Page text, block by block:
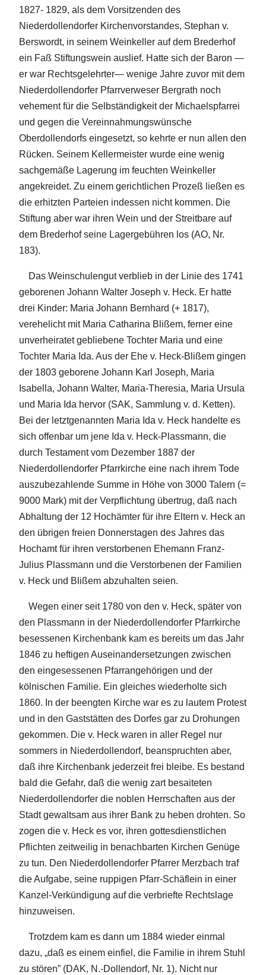
1827- 1829, als dem Vorsitzenden des
Niederdollendorfer Kirchenvorstandes, Stephan v.
Berswordt, in seinem Weinkeller auf dem Brederhof
ein Faß Stiftungswein auslief. Hatte sich der Baron —
er war Rechtsgelehrter— wenige Jahre zuvor mit dem
Niederdollendorfer Pfarrverweser Bergrath noch
vehement für die Selbständigkeit der Michaelspfarrei
und gegen die Vereinnahmungswünsche
Oberdollendorfs eingesetzt, so kehrte er nun allen den
Rücken. Seinem Kellermeister wurde eine wenig
sachgemäße Lagerung im feuchten Weinkeller
angekreidet. Zu einem gerichtlichen Prozeß ließen es
die erhitzten Parteien indessen nicht kommen. Die
Stiftung aber war ihren Wein und der Streitbare auf
dem Brederhof seine Lagergebühren los (AO, Nr.
183).
Das Weinschulengut verblieb in der Linie des 1741
geborenen Johann Walter Joseph v. Heck. Er hatte
drei Kinder: Maria Johann Bernhard (+ 1817),
verehelicht mit Maria Catharina Blißem, ferner eine
unverheiratet gebliebene Tochter Maria und eine
Tochter Maria Ida. Aus der Ehe v. Heck-Blißem gingen
der 1803 geborene Johann Karl Joseph, Maria
Isabella, Johann Walter, Maria-Theresia, Maria Ursula
und Maria Ida hervor (SAK, Sammlung v. d. Ketten).
Bei der letztgenannten Maria Ida v. Heck handelte es
sich offenbar um jene Ida v. Heck-Plassmann, die
durch Testament vom Dezember 1887 der
Niederdollendorfer Pfarrkirche eine nach ihrem Tode
auszubezahlende Summe in Höhe von 3000 Talern (=
9000 Mark) mit der Verpflichtung übertrug, daß nach
Abhaltung der 12 Hochämter für ihre Eltern v. Heck an
den übrigen freien Donnerstagen des Jahres das
Hochamt für ihren verstorbenen Ehemann Franz-
Julius Plassmann und die Verstorbenen der Familien
v. Heck und Blißem abzuhalten seien.
Wegen einer seit 1780 von den v. Heck, später von
den Plassmann in der Niederdollendorfer Pfarrkirche
besessenen Kirchenbank kam es bereits um das Jahr
1846 zu heftigen Auseinandersetzungen zwischen
den eingesessenen Pfarrangehörigen und der
kölnischen Familie. Ein gleiches wiederholte sich
1860. In der beengten Kirche war es zu lautem Protest
und in den Gaststätten des Dorfes gar zu Drohungen
gekommen. Die v. Heck waren in aller Regel nur
sommers in Niederdollendorf, beanspruchten aber,
daß ihre Kirchenbank jederzeit frei bleibe. Es bestand
bald die Gefahr, daß die wenig zart besaiteten
Niederdollendorfer die noblen Herrschaften aus der
Stadt gewaltsam aus ihrer Bank zu heben drohten. So
zogen die v. Heck es vor, ihren gottesdienstlichen
Pflichten zeitweilig in benachbarten Kirchen Genüge
zu tun. Den Niederdollendorfer Pfarrer Merzbach traf
die Aufgabe, seine ruppigen Pfarr-Schäflein in einer
Kanzel-Verkündigung auf die verbriefte Rechtslage
hinzuweisen.
Trotzdem kam es dann um 1884 wieder einmal
dazu, „daß es einem einfiel, die Familie in ihrem Stuhl
zu stören” (DAK, N.-Dollendorf, Nr. 1). Nicht nur